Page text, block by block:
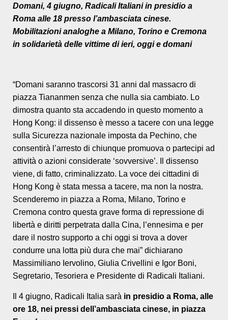
Domani, 4 giugno, Radicali Italiani in presidio a
Roma alle 18 presso l’ambasciata cinese.
Mobilitazioni analoghe a Milano, Torino e Cremona
in solidarietà delle vittime di ieri, oggi e domani
“Domani saranno trascorsi 31 anni dal massacro di
piazza Tiananmen senza che nulla sia cambiato. Lo
dimostra quanto sta accadendo in questo momento a
Hong Kong: il dissenso è messo a tacere con una legge
sulla Sicurezza nazionale imposta da Pechino, che
consentirà l’arresto di chiunque promuova o partecipi ad
attività o azioni considerate ‘sovversive’. Il dissenso
viene, di fatto, criminalizzato. La voce dei cittadini di
Hong Kong è stata messa a tacere, ma non la nostra.
Scenderemo in piazza a Roma, Milano, Torino e
Cremona contro questa grave forma di repressione di
libertà e diritti perpetrata dalla Cina, l’ennesima e per
dare il nostro supporto a chi oggi si trova a dover
condurre una lotta più dura che mai” dichiarano
Massimiliano Iervolino, Giulia Crivellini e Igor Boni,
Segretario, Tesoriera e Presidente di Radicali Italiani.
Il 4 giugno, Radicali Italia sarà in presidio a Roma, alle
ore 18, nei pressi dell’ambasciata cinese, in piazza